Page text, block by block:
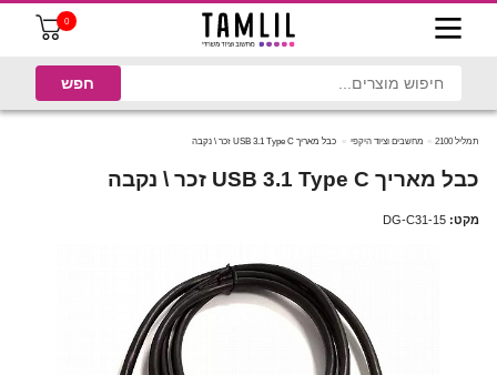
0
תמליל 2100 מחשבים וציוד היקפי כבל מאריך USB 3.1 Type C זכר \ נקבה
כבל מאריך USB 3.1 Type C זכר \ נקבה
מקט: DG-C31-15